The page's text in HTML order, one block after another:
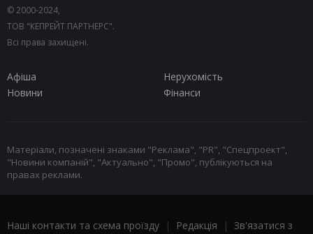
© 2000-2024,
ТОВ "КЕПРЕЙТ ПАРТНЕРС".
Всі права захищені.
Афіша
Нерухомість
Новини
Фінанси
Матеріали, позначені знаками "Реклама", "PR", "Спецпроект",
"Новини компаній", "Актуально", "Промо", публікуються на
правах реклами.
Наші контакти та схема проїзду | Редакція | Зв'язатися з